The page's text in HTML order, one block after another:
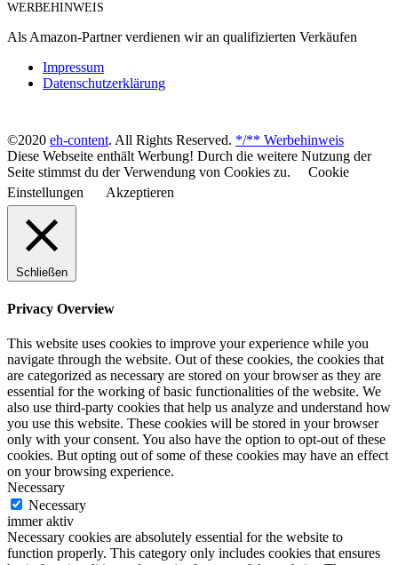
WERBEHINWEIS
Als Amazon-Partner verdienen wir an qualifizierten Verkäufen
Impressum
Datenschutzerklärung
©2020 eh-content. All Rights Reserved. */** Werbehinweis
Diese Webseite enthält Werbung! Durch die weitere Nutzung der
Seite stimmst du der Verwendung von Cookies zu.
Cookie
Einstellungen
Akzeptieren
Schließen
Privacy Overview
This website uses cookies to improve your experience while you
navigate through the website. Out of these cookies, the cookies that
are categorized as necessary are stored on your browser as they are
essential for the working of basic functionalities of the website. We
also use third-party cookies that help us analyze and understand how
you use this website. These cookies will be stored in your browser
only with your consent. You also have the option to opt-out of these
cookies. But opting out of some of these cookies may have an effect
on your browsing experience.
Necessary
Necessary
immer aktiv
Necessary cookies are absolutely essential for the website to
function properly. This category only includes cookies that ensures